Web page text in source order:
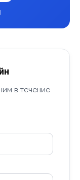
в течение